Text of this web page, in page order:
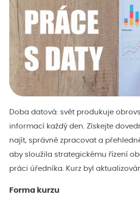
Doba datová: svět produkuje
informací každý den. Získejte
najít, správně zpracovat a
aby sloužila strategickému řízení
práci úředníka. Kurz byl
Forma kurzu